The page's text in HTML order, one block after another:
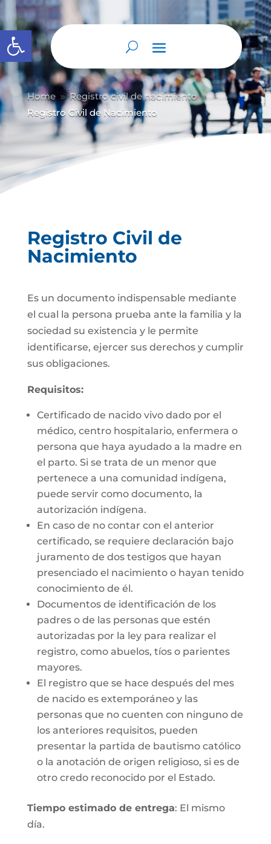
Abrir barra de herramientas
Home 9 Registro civil de nacimiento 9
Registro Civil de Nacimiento
Registro Civil de
Nacimiento
Es un documento indispensable mediante
el cual la persona prueba ante la familia y la
sociedad su existencia y le permite
identificarse, ejercer sus derechos y cumplir
sus obligaciones.
Requisitos:
Certificado de nacido vivo dado por el
médico, centro hospitalario, enfermera o
persona que haya ayudado a la madre en
el parto. Si se trata de un menor que
pertenece a una comunidad indígena,
puede servir como documento, la
autorización indígena.
En caso de no contar con el anterior
certificado, se requiere declaración bajo
juramento de dos testigos que hayan
presenciado el nacimiento o hayan tenido
conocimiento de él.
Documentos de identificación de los
padres o de las personas que estén
autorizadas por la ley para realizar el
registro, como abuelos, tíos o parientes
mayores.
El registro que se hace después del mes
de nacido es extemporáneo y las
personas que no cuenten con ninguno de
los anteriores requisitos, pueden
presentar la partida de bautismo católico
o la anotación de origen religioso, si es de
otro credo reconocido por el Estado.
Tiempo estimado de entrega: El mismo
día.